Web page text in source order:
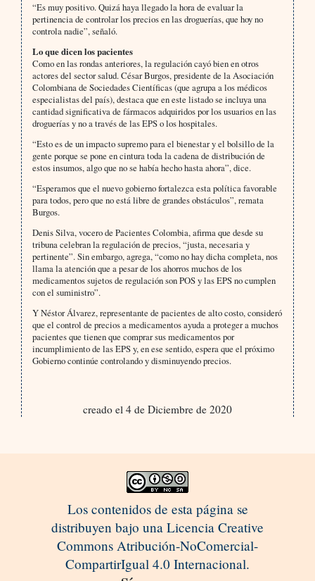
“Es muy positivo. Quizá haya llegado la hora de evaluar la
pertinencia de controlar los precios en las droguerías, que hoy no
controla nadie”, señaló.
Lo que dicen los pacientes
Como en las rondas anteriores, la regulación cayó bien en otros
actores del sector salud. César Burgos, presidente de la Asociación
Colombiana de Sociedades Científicas (que agrupa a los médicos
especialistas del país), destaca que en este listado se incluya una
cantidad significativa de fármacos adquiridos por los usuarios en las
droguerías y no a través de las EPS o los hospitales.
“Esto es de un impacto supremo para el bienestar y el bolsillo de la
gente porque se pone en cintura toda la cadena de distribución de
estos insumos, algo que no se había hecho hasta ahora”, dice.
“Esperamos que el nuevo gobierno fortalezca esta política favorable
para todos, pero que no está libre de grandes obstáculos”, remata
Burgos.
Denis Silva, vocero de Pacientes Colombia, afirma que desde su
tribuna celebran la regulación de precios, “justa, necesaria y
pertinente”. Sin embargo, agrega, “como no hay dicha completa, nos
llama la atención que a pesar de los ahorros muchos de los
medicamentos sujetos de regulación son POS y las EPS no cumplen
con el suministro”.
Y Néstor Álvarez, representante de pacientes de alto costo, consideró
que el control de precios a medicamentos ayuda a proteger a muchos
pacientes que tienen que comprar sus medicamentos por
incumplimiento de las EPS y, en ese sentido, espera que el próximo
Gobierno continúe controlando y disminuyendo precios.
creado el 4 de Diciembre de 2020
Los contenidos de esta página se
distribuyen bajo una Licencia Creative
Commons Atribución-NoComercial-
CompartirIgual 4.0 Internacional.